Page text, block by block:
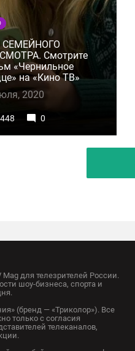
Смотрите
«Чернильное
на «Кино ТВ»
2020
0
для телезрителей России.
шоу-бизнеса, спорта и
(бренд — «Триколор»). Все
только с согласия
телеканалов,